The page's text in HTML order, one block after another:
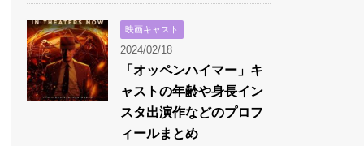
映画キャスト
2024/02/18
「オッペンハイマー」キ
ャストの年齢や身長イン
スタ出演作などのプロフ
ィールまとめ